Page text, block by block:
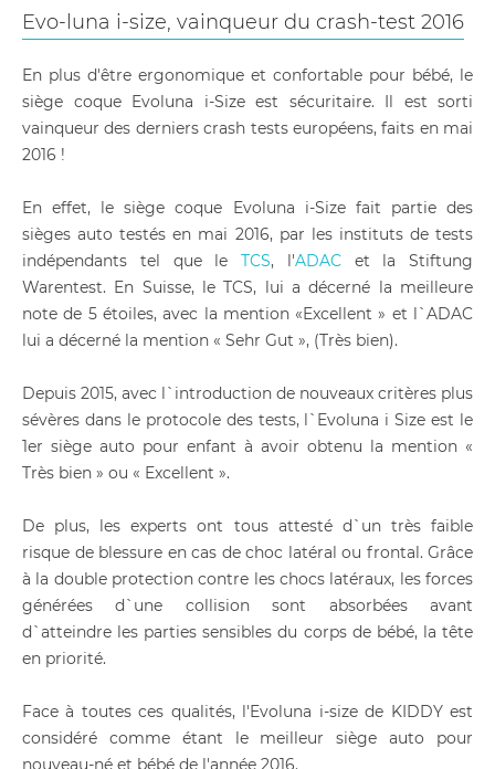
Evo-luna i-size, vainqueur du crash-test 2016
En plus d'être ergonomique et confortable pour bébé, le
siège coque Evoluna i-Size est sécuritaire. Il est sorti
vainqueur des derniers crash tests européens, faits en mai
2016 !
En effet, le siège coque Evoluna i-Size fait partie des
sièges auto testés en mai 2016, par les instituts de tests
indépendants tel que le TCS, l'ADACet la Stiftung
Warentest. En Suisse, le TCS, lui a décerné la meilleure
note de 5 étoiles, avec la mention «Excellent » et l`ADAC
lui a décerné la mention « Sehr Gut », (Très bien).
Depuis 2015, avec l`introduction de nouveaux critères plus
sévères dans le protocole des tests, l`Evoluna i Size est le
1er siège auto pour enfant à avoir obtenu la mention «
Très bien » ou « Excellent ».
De plus, les experts ont tous attesté d`un très faible
risque de blessure en cas de choc latéral ou frontal. Grâce
à la double protection contre les chocs latéraux, les forces
générées d`une collision sont absorbées avant
d`atteindre les parties sensibles du corps de bébé, la tête
en priorité.
Face à toutes ces qualités, l'Evoluna i-size de KIDDY est
considéré comme étant le meilleur siège auto pour
nouveau-né et bébé de l'année 2016.